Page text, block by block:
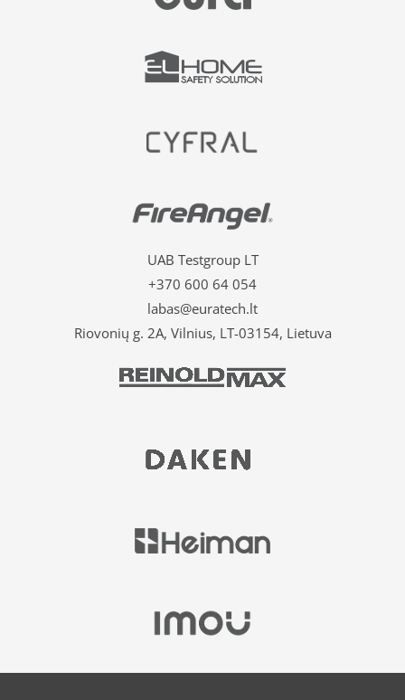
UAB Testgroup LT
+370 600 64 054
labas@euratech.lt
Riovonių g. 2A, Vilnius, LT-03154, Lietuva